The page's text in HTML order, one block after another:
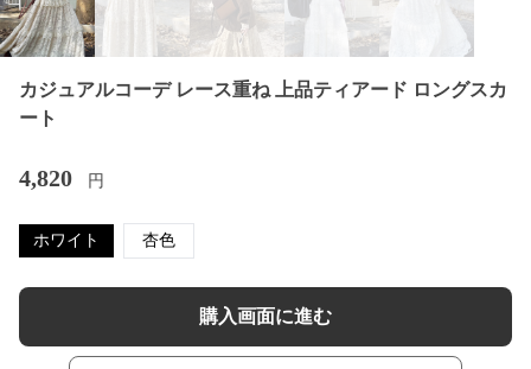
カジュアルコーデ レース重ね 上品ティアード ロングスカ
ート
4,820 円
ホワイト 杏色
購入画面に進む